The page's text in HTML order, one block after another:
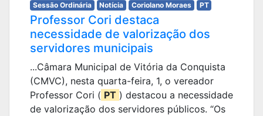
Sessão Ordinária
Notícia Coriolano Moraes PT
Professor Cori destaca
necessidade de valorização dos
servidores municipais
...Câmara Municipal de Vitória da Conquista
(CMVC), nesta quarta-feira, 1, o vereador
Professor Cori ( PT ) destacou a necessidade
de valorização dos servidores públicos. “Os